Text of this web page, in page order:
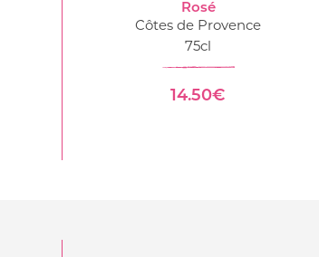
Rosé
Côtes de Provence
75cl
14.50€